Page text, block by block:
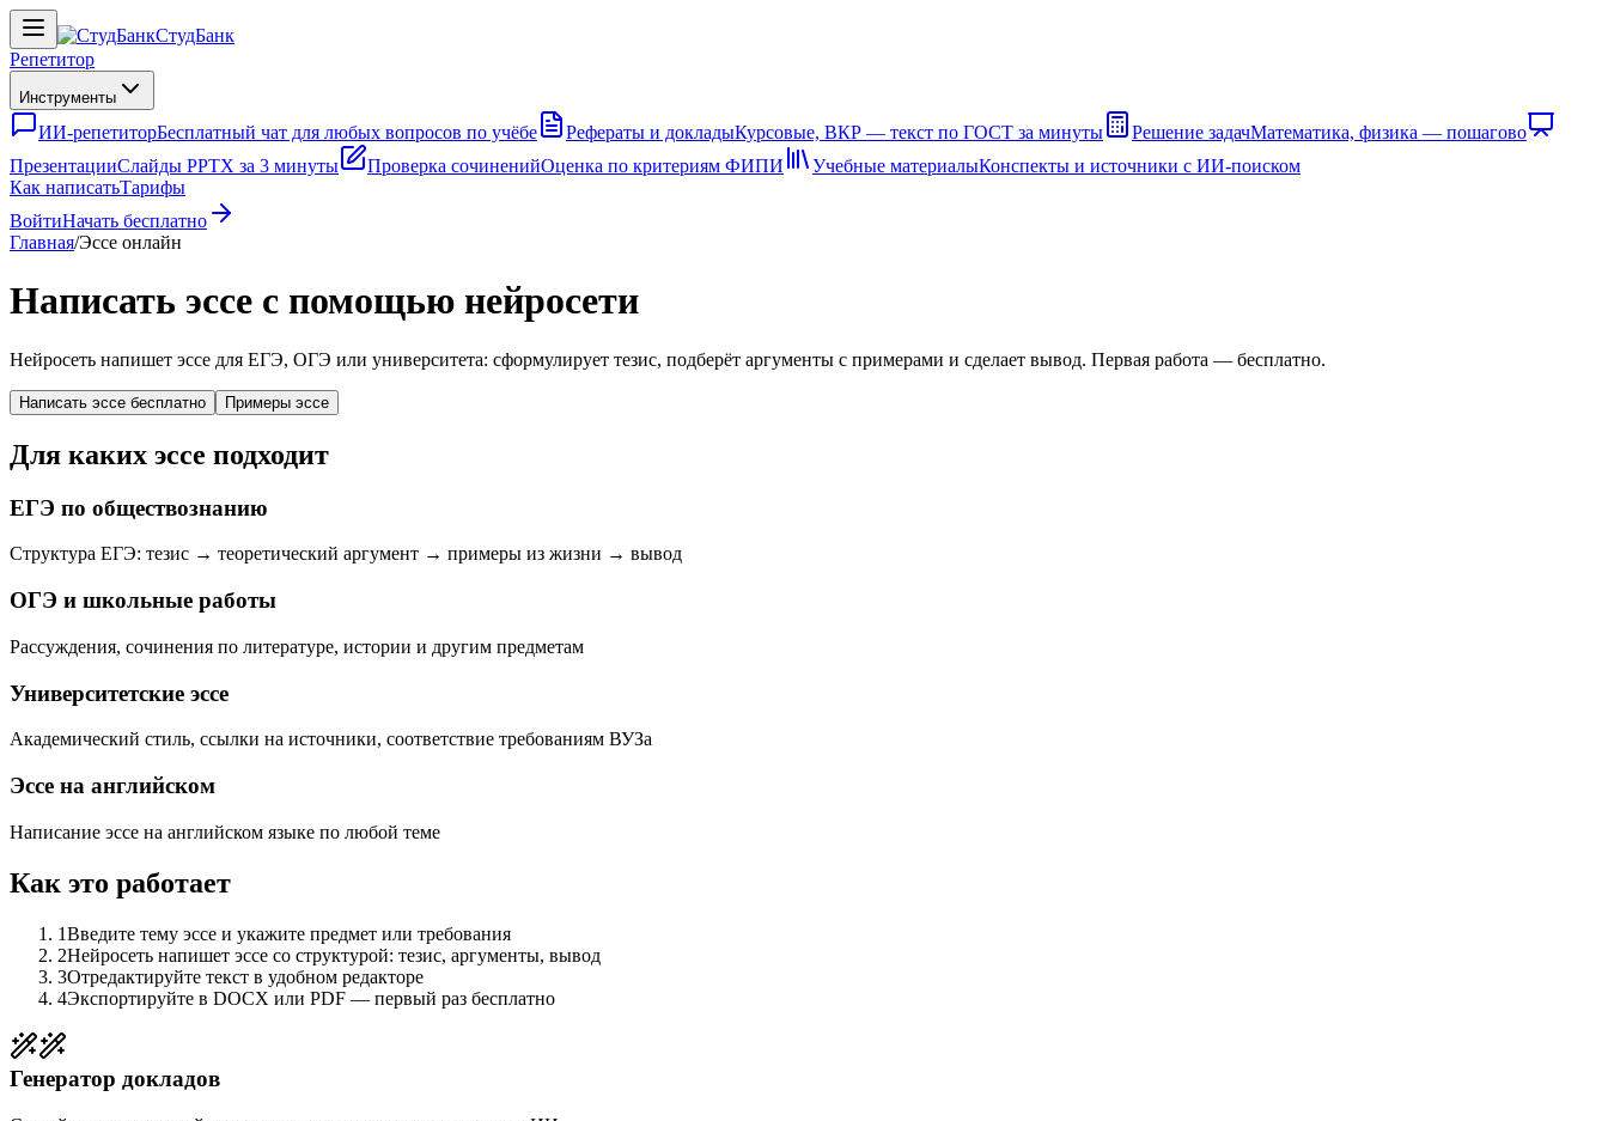
СтудБанк
Репетитор
Инструменты
ИИ-репетиторБесплатный чат для любых вопросов по учёбе Рефераты и докладыКурсовые, ВКР — текст по ГОСТ за минуты Решение задачМатематика, физика — пошагово
ПрезентацииСлайды PPTX за 3 минуты Проверка сочиненийОценка по критериям ФИПИ Учебные материалыКонспекты и источники с ИИ-поиском
Как написатьТарифы
ВойтиНачать бесплатно
Главная/Эссе онлайн
Написать эссе с помощью нейросети
Нейросеть напишет эссе для ЕГЭ, ОГЭ или университета: сформулирует тезис, подберёт аргументы с примерами и сделает вывод. Первая работа — бесплатно.
Написать эссе бесплатно Примеры эссе
Для каких эссе подходит
ЕГЭ по обществознанию
Структура ЕГЭ: тезис → теоретический аргумент → примеры из жизни → вывод
ОГЭ и школьные работы
Рассуждения, сочинения по литературе, истории и другим предметам
Университетские эссе
Академический стиль, ссылки на источники, соответствие требованиям ВУЗа
Эссе на английском
Написание эссе на английском языке по любой теме
Как это работает
1Введите тему эссе и укажите предмет или требования
2Нейросеть напишет эссе со структурой: тезис, аргументы, вывод
3Отредактируйте текст в удобном редакторе
4Экспортируйте в DOCX или PDF — первый раз бесплатно
Генератор докладов